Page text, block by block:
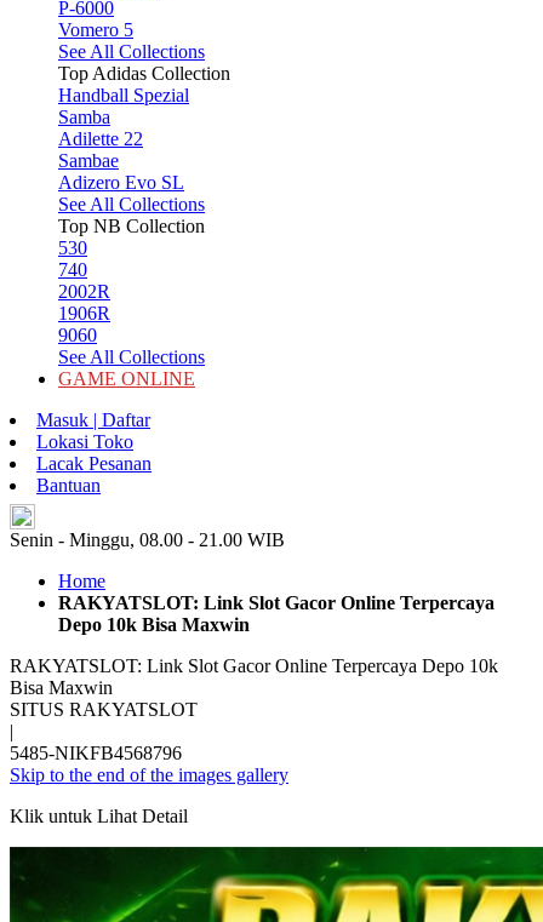
P-6000
Vomero 5
See All Collections
Top Adidas Collection
Handball Spezial
Samba
Adilette 22
Sambae
Adizero Evo SL
See All Collections
Top NB Collection
530
740
2002R
1906R
9060
See All Collections
GAME ONLINE
Masuk | Daftar
Lokasi Toko
Lacak Pesanan
Bantuan
Senin - Minggu, 08.00 - 21.00 WIB
Home
RAKYATSLOT: Link Slot Gacor Online Terpercaya
Depo 10k Bisa Maxwin
RAKYATSLOT: Link Slot Gacor Online Terpercaya Depo 10k
Bisa Maxwin
SITUS RAKYATSLOT
|
5485-NIKFB4568796
Skip to the end of the images gallery
Klik untuk Lihat Detail